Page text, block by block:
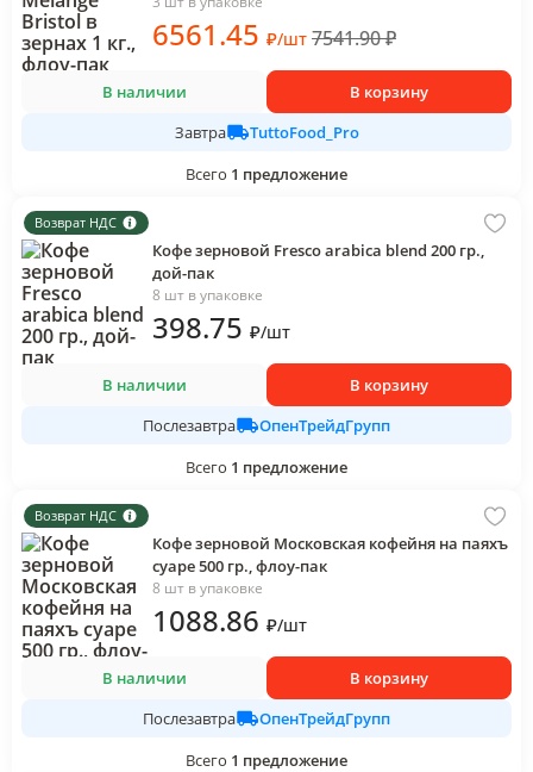
6561.45 ₽/шт 7541.90₽
В наличии
В корзину
Завтра
TuttoFood_Pro
Всего 1 предложение
Возврат НДС
Кофе зерновой Fresco arabica blend 200 гр.,
дой-пак
8 шт в упаковке
398.75 ₽/шт
В наличии
В корзину
Послезавтра
ОпенТрейдГрупп
Всего 1 предложение
Возврат НДС
Кофе зерновой Московская кофейня на паяхъ
суаре 500 гр., флоу-пак
8 шт в упаковке
1088.86 ₽/шт
В наличии
В корзину
Послезавтра
ОпенТрейдГрупп
Всего 1 предложение